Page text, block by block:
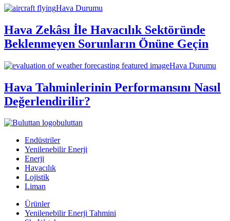
Hava Durumu
Hava Zekâsı İle Havacılık Sektöründe
Beklenmeyen Sorunların Önüne Geçin
Hava Durumu
Hava Tahminlerinin Performansını Nasıl
Değerlendirilir?
buluttan
Endüstriler
Yenilenebilir Enerji
Enerji
Havacılık
Lojistik
Liman
Ürünler
Yenilenebilir Enerji Tahmini